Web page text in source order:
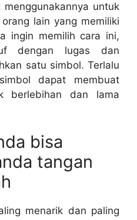
untuk
lain yang memiliki
ingin memilih cara ini,
dengan lugas dan
satu simbol. Terlalu
dapat membuat
berlebihan dan lama
bisa
tangan
menarik dan paling